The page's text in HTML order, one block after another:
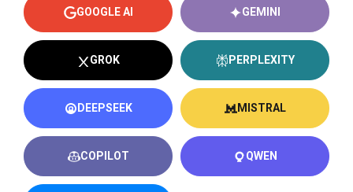
GOOGLE AI GEMINI
GROK PERPLEXITY
DEEPSEEK MISTRAL
COPILOT QWEN